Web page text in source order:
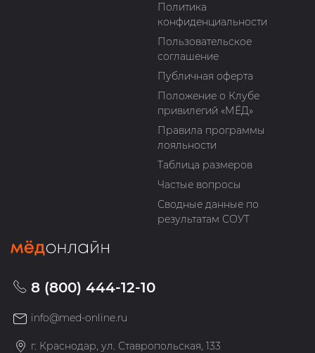
Политика
конфиденциальности
Пользовательское
соглашение
Публичная оферта
Положение о Клубе
привилегий «МЁД»
Правила программы
лояльности
Таблица размеров
Частые вопросы
Сводные данные по
результатам СОУТ
8 (800) 444-12-10
info@med-online.ru
г. Краснодар, ул. Ставропольская, 133